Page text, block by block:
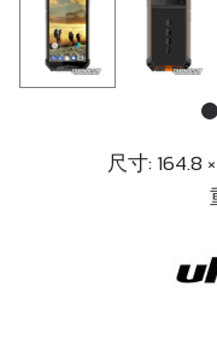
尺寸: 164.8